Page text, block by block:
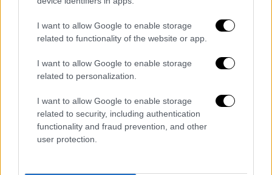
I want to allow Google to enable storage
related to functionality of the website or app.
I want to allow Google to enable storage
related to personalization.
I want to allow Google to enable storage
related to security, including authentication
functionality and fraud prevention, and other
user protection.